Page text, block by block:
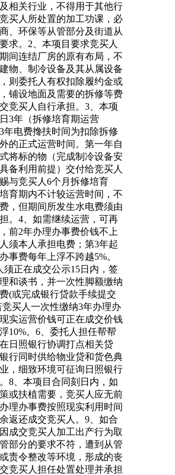
相关行业，不得用于其他行
买人所处置的加工功课，必
、环保等从管部分及街道从
求。2、本项目要求竞买人
间连结厂房的原有布局，不
物、制冷设备及其从属设备
则委托人有权扣除履约金或
铺设地面及需要的拆修等费
竞买人自行承担。3、本项
3年（拆修培育期运营
年电费搀扶时间为扣除拆修
的正式运营时间。第一年自
将标的物（完成制冷设备安
备利用前提）交付给竞买人
与竞买人6个月拆修培育
育期内不计较运营时间，不
，但期间所发生水电费须由
。4、如需继续运营，可再
前2年办理办事费价钱不上
须本人承担电费；第3年起
事费每年上浮不跨越5%。
须正在成交公示15日内，签
和谈书，并一次性脚额缴纳
(或完成银行贷款手续提交
竞买人一次性缴纳3年办理办
实运营价钱可正在成交价钱
10%。6、委托人担任帮帮
日照银行协调打点相关贷
行同时供给物业贷和货色典
，细致环境可征询日照银行
8、本项目合同刻日内，如
或扶植需要，竞买人应无前
理办事费按照现实利用时间
返还成交竞买人。9、如合
成交竞买人加工出产行为取
部分的要求不符，遭到从管
责令整改等环境，形成的丧
竞买人担任处置处理并承担